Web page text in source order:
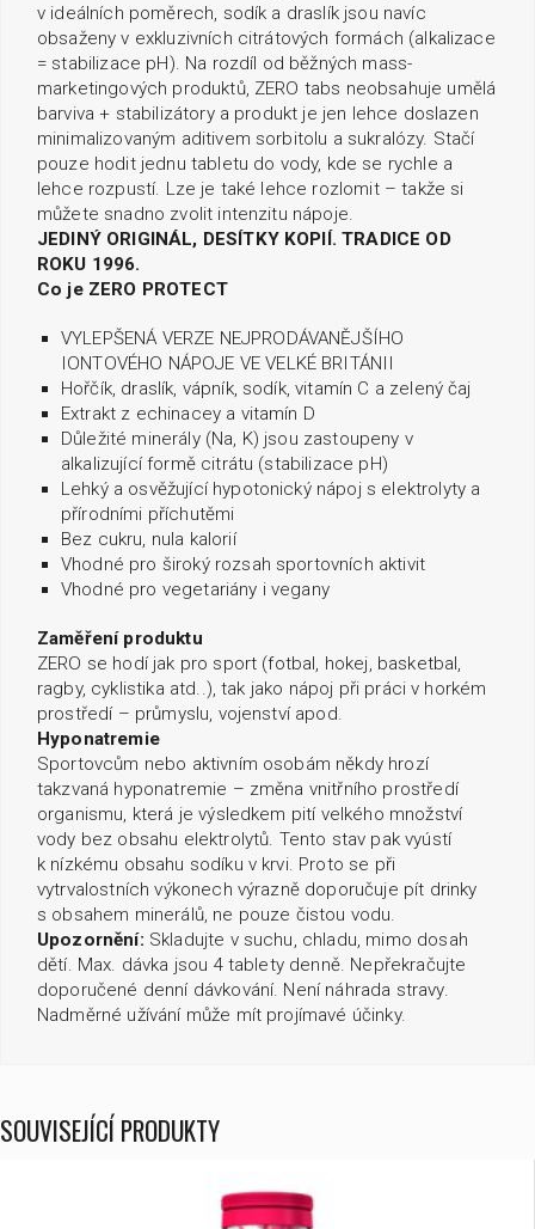
v ideálních poměrech, sodík a draslík jsou navíc
obsaženy v exkluzivních citrátových formách (alkalizace
= stabilizace pH). Na rozdíl od běžných mass-
marketingových produktů, ZERO tabs neobsahuje umělá
barviva + stabilizátory a produkt je jen lehce doslazen
minimalizovaným aditivem sorbitolu a sukralózy. Stačí
pouze hodit jednu tabletu do vody, kde se rychle a
lehce rozpustí. Lze je také lehce rozlomit – takže si
můžete snadno zvolit intenzitu nápoje.
JEDINÝ ORIGINÁL, DESÍTKY KOPIÍ. TRADICE OD
ROKU 1996.
Co je ZERO PROTECT
VYLEPŠENÁ VERZE NEJPRODÁVANĚJŠÍHO
IONTOVÉHO NÁPOJE VE VELKÉ BRITÁNII
Hořčík, draslík, vápník, sodík, vitamín C a zelený čaj
Extrakt z echinacey a vitamín D
Důležité minerály (Na, K) jsou zastoupeny v
alkalizující formě citrátu (stabilizace pH)
Lehký a osvěžující hypotonický nápoj s elektrolyty a
přírodními příchutěmi
Bez cukru, nula kalorií
Vhodné pro široký rozsah sportovních aktivit
Vhodné pro vegetariány i vegany
Zaměření produktu
ZERO se hodí jak pro sport (fotbal, hokej, basketbal,
ragby, cyklistika atd..), tak jako nápoj při práci v horkém
prostředí – průmyslu, vojenství apod.
Hyponatremie
Sportovcům nebo aktivním osobám někdy hrozí
takzvaná hyponatremie – změna vnitřního prostředí
organismu, která je výsledkem pití velkého množství
vody bez obsahu elektrolytů. Tento stav pak vyústí
k nízkému obsahu sodíku v krvi. Proto se při
vytrvalostních výkonech výrazně doporučuje pít drinky
s obsahem minerálů, ne pouze čistou vodu.
Upozornění: Skladujte v suchu, chladu, mimo dosah
dětí. Max. dávka jsou 4 tablety denně. Nepřekračujte
doporučené denní dávkování. Není náhrada stravy.
Nadměrné užívání může mít projímavé účinky.
SOUVISEJÍCÍ PRODUKTY